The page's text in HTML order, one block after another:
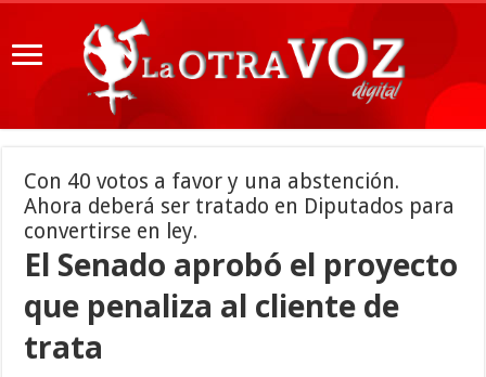
Con 40 votos a favor y una abstención.
Ahora deberá ser tratado en Diputados para
convertirse en ley.
El Senado aprobó el proyecto
que penaliza al cliente de
trata